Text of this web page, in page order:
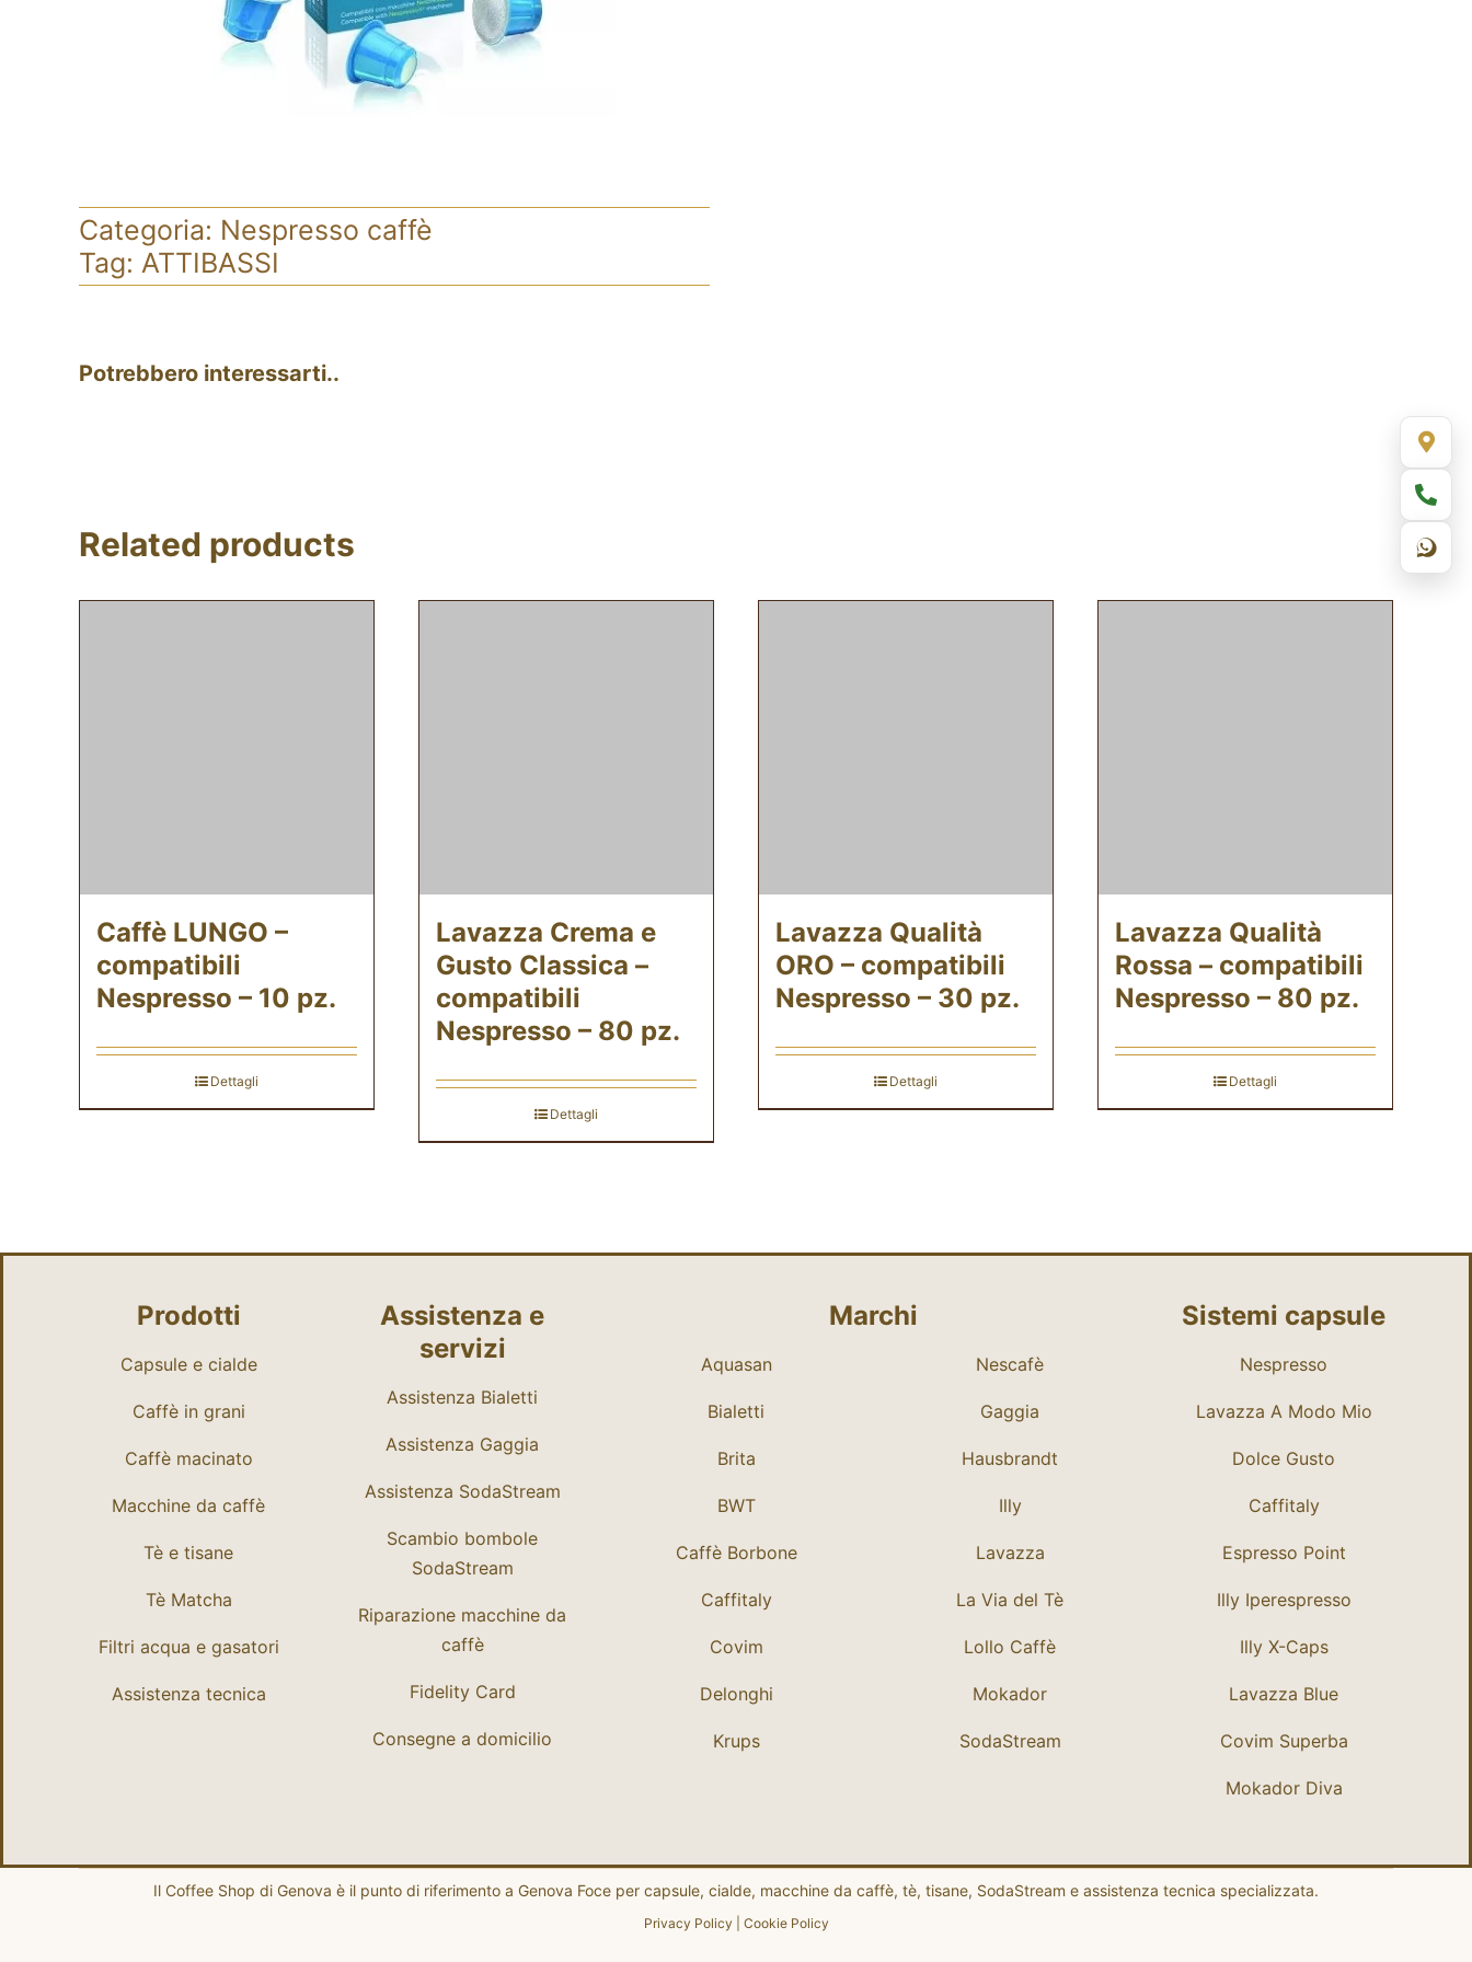
Categoria: Nespresso caffè
Tag: ATTIBASSI
Potrebbero interessarti..
Related products
Caffè LUNGO –
compatibili
Nespresso – 10 pz.
Dettagli
Lavazza Crema e
Gusto Classica –
compatibili
Nespresso – 80 pz.
Dettagli
Lavazza Qualità
ORO – compatibili
Nespresso – 30 pz.
Dettagli
Lavazza Qualità
Rossa – compatibili
Nespresso – 80 pz.
Dettagli
Prodotti
Capsule e cialde
Caffè in grani
Caffè macinato
Macchine da caffè
Tè e tisane
Tè Matcha
Filtri acqua e gasatori
Assistenza tecnica
Assistenza e
servizi
Assistenza Bialetti
Assistenza Gaggia
Assistenza SodaStream
Scambio bombole
SodaStream
Riparazione macchine da
caffè
Fidelity Card
Consegne a domicilio
Marchi
Aquasan
Bialetti
Brita
BWT
Caffè Borbone
Caffitaly
Covim
Delonghi
Krups
Nescafè
Gaggia
Hausbrandt
Illy
Lavazza
La Via del Tè
Lollo Caffè
Mokador
SodaStream
Sistemi capsule
Nespresso
Lavazza A Modo Mio
Dolce Gusto
Caffitaly
Espresso Point
Illy Iperespresso
Illy X-Caps
Lavazza Blue
Covim Superba
Mokador Diva
Il Coffee Shop di Genova è il punto di riferimento a Genova Foce per capsule, cialde, macchine da caffè, tè, tisane, SodaStream e assistenza tecnica specializzata.
Privacy Policy Cookie Policy